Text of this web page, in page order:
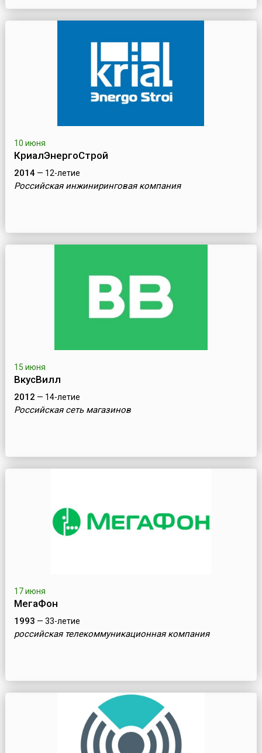
10 июня
КриалЭнергоСтрой
2014— 12-летие
Российская инжиниринговая компания
15 июня
ВкусВилл
2012 — 14-летие
Российская сеть магазинов
17 июня
МегаФон
1993 — 33-летие
российская телекоммуникационная компания